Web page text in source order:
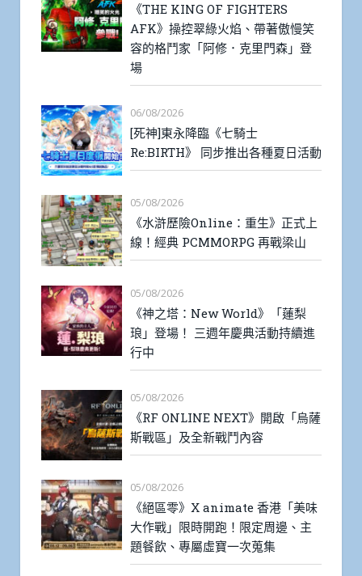
《THE KING OF FIGHTERS
AFK》操控翠綠火焰、帶著傲慢笑
容的格鬥家「阿修．克里門森」登
場
06/08/2026
[死神]東永降臨《七騎士
Re:BIRTH》 同步推出各種夏日活動
05/08/2026
《水滸歷險Online：重生》正式上
線！經典 PCMMORPG 再戰梁山
05/08/2026
《神之塔：New World》「蓮梨
琅」登場！ 三週年慶典活動持續進
行中
05/08/2026
《RF ONLINE NEXT》開啟「烏薩
斯戰區」及全新戰鬥內容
05/08/2026
《絕區零》X animate 香港「美味
大作戰」限時開跑！限定周邊、主
題餐飲、專屬虛寶一次蒐集